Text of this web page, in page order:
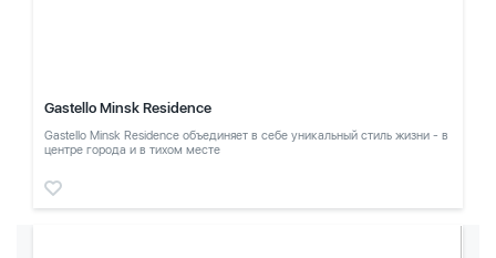
Gastello Minsk Residence
Gastello Minsk Residence объединяет в себе уникальный стиль жизни - в
центре города и в тихом месте